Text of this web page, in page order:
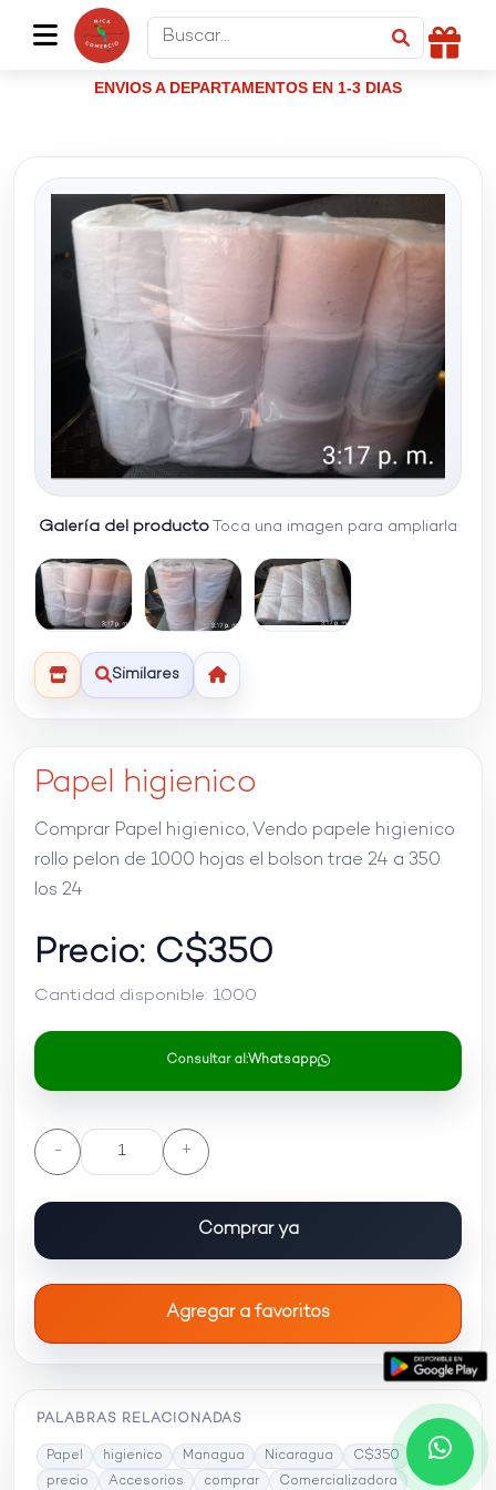
ENVIOS A DEPARTAMENTOS EN 1-3 DIAS
Galería del producto Toca una imagen para ampliarla
Similares
Papel higienico
Comprar Papel higienico, Vendo papele higienico
rollo pelon de 1000 hojas el bolson trae 24 a 350
los 24
Precio: C$350
Cantidad disponible: 1000
Consultar al:Whatsapp
- +
Comprar ya
Agregar a favoritos
PALABRAS RELACIONADAS
Papel higienico Managua Nicaragua
C$350
precio
Accesorios comprar Comercializadora